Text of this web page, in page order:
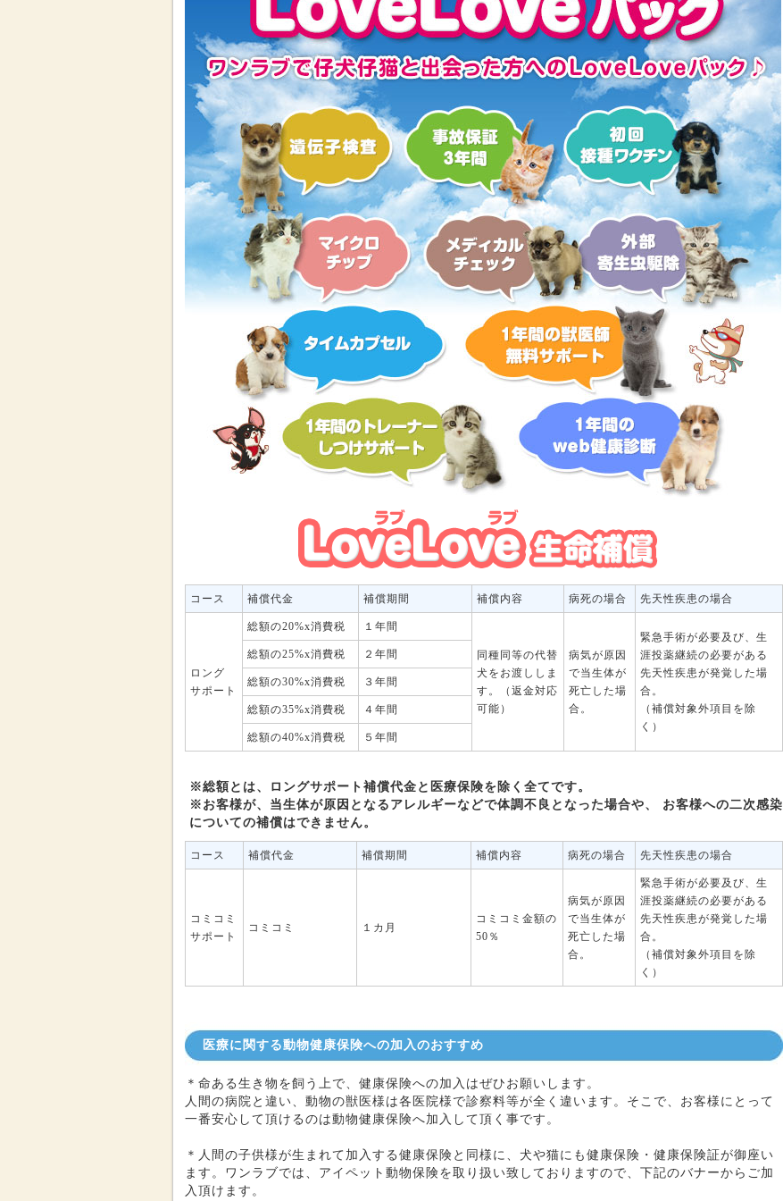
コース 補償代金 補償期間 補償内容 病死の場合 先天性疾患の場合
ロング
サポート
総額の20%x消費税 １年間
同種同等の代替
犬をお渡ししま
す。（返金対応
可能）
病気が原因
で当生体が
死亡した場
合。
緊急手術が必要及び、生
涯投薬継続の必要がある
先天性疾患が発覚した場
合。
（補償対象外項目を除
く）
総額の25%x消費税 ２年間
総額の30%x消費税 ３年間
総額の35%x消費税 ４年間
総額の40%x消費税 ５年間
※総額とは、ロングサポート補償代金と医療保険を除く全てです。
※お客様が、当生体が原因となるアレルギーなどで体調不良となった場合や、 お客様への二次感染
についての補償はできません。
コース 補償代金 補償期間 補償内容 病死の場合 先天性疾患の場合
コミコミ
サポート
コミコミ １カ月
コミコミ金額の
50％
病気が原因
で当生体が
死亡した場
合。
緊急手術が必要及び、生
涯投薬継続の必要がある
先天性疾患が発覚した場
合。
（補償対象外項目を除
く）
医療に関する動物健康保険への加入のおすすめ
＊命ある生き物を飼う上で、健康保険への加入はぜひお願いします。
人間の病院と違い、動物の獣医様は各医院様で診察料等が全く違います。そこで、お客様にとって
一番安心して頂けるのは動物健康保険へ加入して頂く事です。
＊人間の子供様が生まれて加入する健康保険と同様に、犬や猫にも健康保険・健康保険証が御座い
ます。ワンラブでは、アイペット動物保険を取り扱い致しておりますので、下記のバナーからご加
入頂けます。